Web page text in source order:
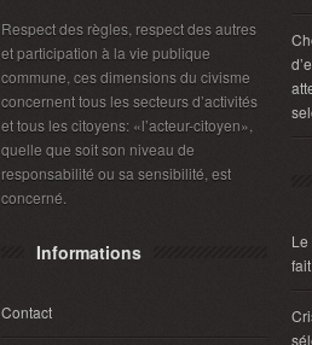
Respect des règles, respect des autres
et participation à la vie publique
commune, ces dimensions du civisme
concernent tous les secteurs d’activités
et tous les citoyens: «l’acteur-citoyen»,
quelle que soit son niveau de
responsabilité ou sa sensibilité, est
concerné.
Informations
Contact